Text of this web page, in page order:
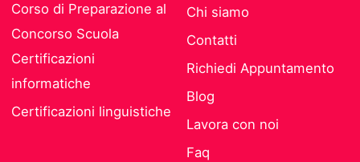
Corso di Preparazione al
Concorso Scuola
Certificazioni
informatiche
Certificazioni linguistiche
Chi siamo
Contatti
Richiedi Appuntamento
Blog
Lavora con noi
Faq